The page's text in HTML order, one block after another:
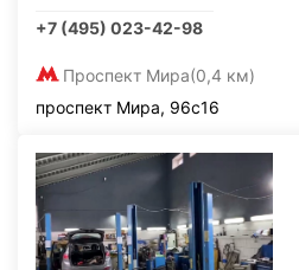
+7 (495) 023-42-98
Проспект Мира(0,4 км)
проспект Мира, 96с16